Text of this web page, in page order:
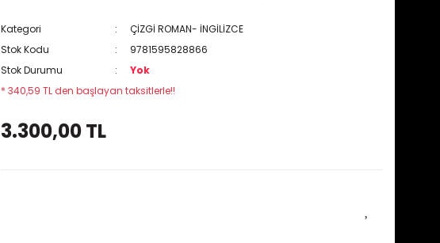
Kategori
ÇİZGİ ROMAN- İNGİLİZCE
Stok Kodu
9781595828866
Stok Durumu
Yok
* 340,59 TL den başlayan taksitlerle!!
3.300,00 TL